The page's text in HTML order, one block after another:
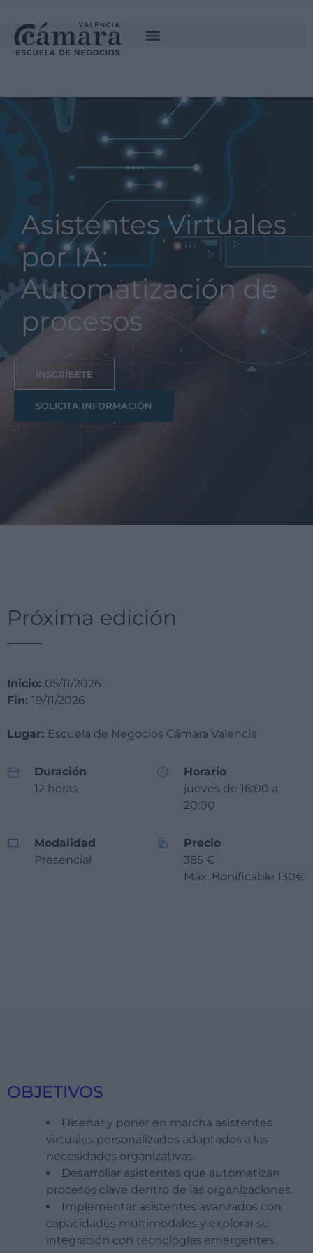
INSCRÍBETE
Asistentes Virtuales
por IA:
Automatización de
procesos
INSCRÍBETE
SOLICITA INFORMACIÓN
Próxima edición
Inicio: 05/11/2026
Fin: 19/11/2026
Lugar: Escuela de Negocios Cámara Valencia
Duración
12 horas
Horario
jueves de 16:00 a
20:00
Modalidad
Presencial
Precio
385 €
Máx. Bonificable 130€
OBJETIVOS
Diseñar y poner en marcha asistentes
virtuales personalizados adaptados a las
necesidades organizativas.
Desarrollar asistentes que automatizan
procesos clave dentro de las organizaciones.
Implementar asistentes avanzados con
capacidades multimodales y explorar su
integración con tecnologías emergentes.